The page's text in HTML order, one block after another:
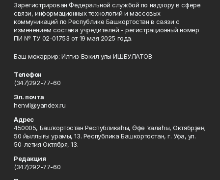
Зарегистрирован Федеральной службой по надзору в сфере
связи, информационных технологий и массовых
коммуникаций по Республике Башкортостан в связи с
изменением состава учредителей - регистрационный номер
ПИ № ТУ 02-01753 от 19 мая 2025 года.
Баш мөхәррир: Илгиз Вәкил улы ИШБУЛАТОВ
Телефон
(347)292-77-60
Эл. почта
henvil@yandex.ru
Адрес
450005, Башҡортостан Республикаһы, Өфө ҡалаһы, Октябрҙең
50 йыллығы урамы, 13. Республика Башкортостан, г. Уфа, ул.
50-летия Октября, 13.
Редакция
(347)292-77-60